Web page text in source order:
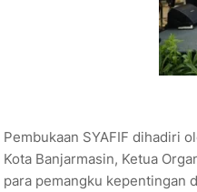
Pembukaan SYAFIF dihadiri
Kota Banjarmasin, Ketua
para pemangku kepentingan